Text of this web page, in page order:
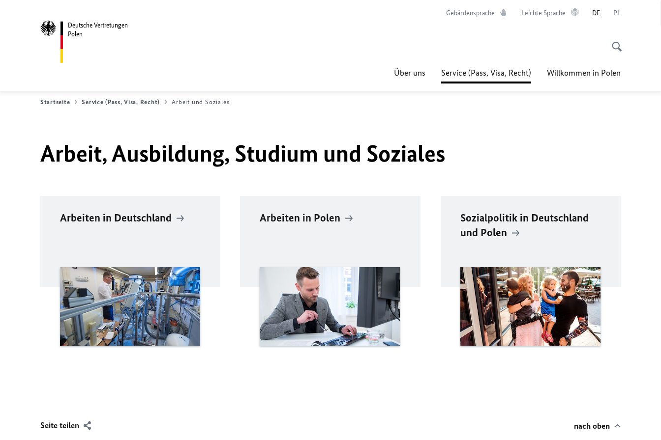
Deutsche Vertretungen
Polen
Gebärdensprache Leichte Sprache DE PL
Über uns Service (Pass, Visa, Recht) Willkommen in Polen
Startseite Service (Pass, Visa, Recht) Arbeit und Soziales
Arbeit, Ausbildung, Studium und Soziales
Arbeiten in Deutschland Arbeiten in Polen
Sozialpolitik in Deutschland
und Polen
Seite teilen nach oben